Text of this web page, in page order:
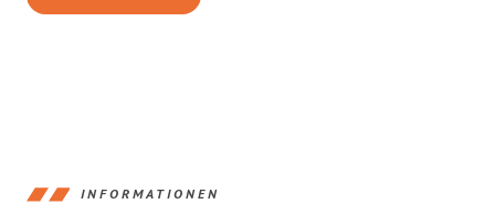
INFORMATIONEN